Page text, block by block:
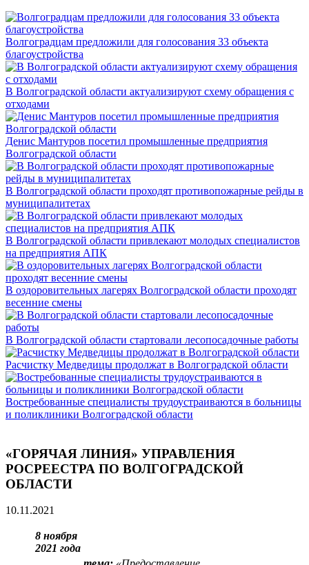
Волгоградцам предложили для голосования 33 объекта
благоустройства
В Волгоградской области актуализируют схему обращения с
отходами
Денис Мантуров посетил промышленные предприятия
Волгоградской области
В Волгоградской области проходят противопожарные рейды в
муниципалитетах
В Волгоградской области привлекают молодых специалистов
на предприятия АПК
В оздоровительных лагерях Волгоградской области проходят
весенние смены
В Волгоградской области стартовали лесопосадочные работы
Расчистку Медведицы продолжат в Волгоградской области
Востребованные специалисты трудоустраиваются в больницы
и поликлиники Волгоградской области
«ГОРЯЧАЯ ЛИНИЯ» УПРАВЛЕНИЯ
РОСРЕЕСТРА ПО ВОЛГОГРАДСКОЙ
ОБЛАСТИ
10.11.2021
8 ноября
2021 года